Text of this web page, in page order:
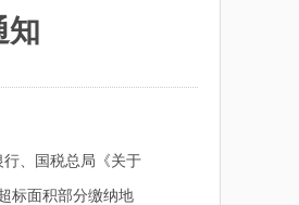
知
、国税总局《关于
标面积部分缴纳地